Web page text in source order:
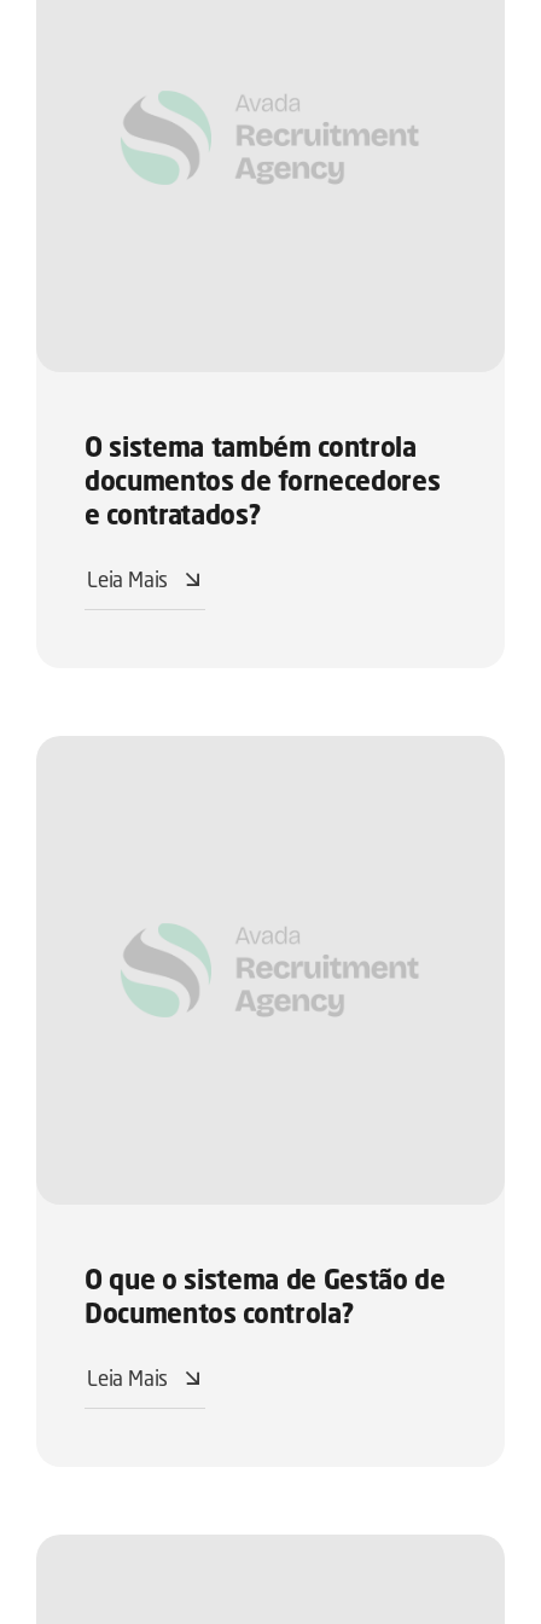
O sistema também controla
documentos de fornecedores
e contratados?
Leia Mais
O que o sistema de Gestão de
Documentos controla?
Leia Mais